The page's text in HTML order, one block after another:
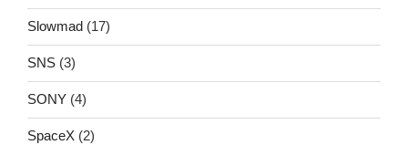
Slowmad (17)
SNS (3)
SONY (4)
SpaceX (2)